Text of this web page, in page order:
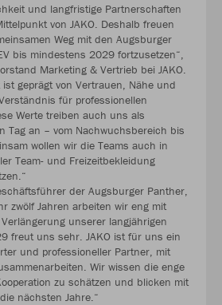
und langfristige Partnerschaften
von JAKO. Deshalb freuen
Weg mit den Augsburger
bis mindestens 2029 fortzusetzen“,
Marketing & Vertrieb bei JAKO.
ist geprägt von Vertrauen, Nähe und
für professionellen
Werte treiben auch uns als
Tag an – vom Nachwuchsbereich bis
wollen wir die Teams auch in
Team- und Freizeitbekleidung
der Augsburger Panther,
zwölf Jahren arbeiten wir eng mit
Verlängerung unserer langjährigen
freut uns sehr. JAKO ist für uns ein
und professioneller Partner, mit
Wir wissen die enge
zu schätzen und blicken mit
nächsten Jahre.“